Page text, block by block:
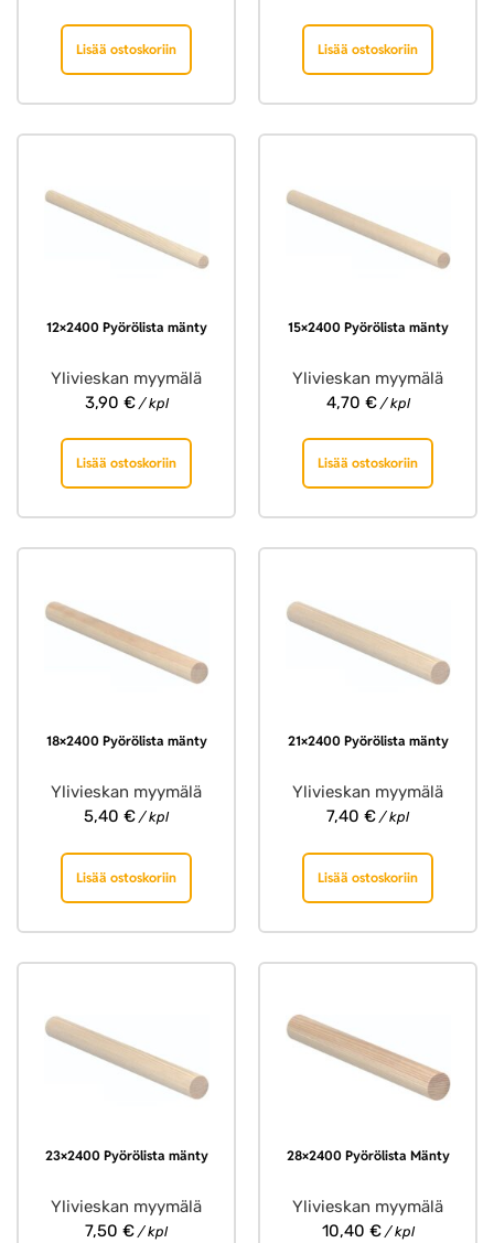
Lisää ostoskoriin Lisää ostoskoriin
12×2400 Pyörölista mänty
Ylivieskan myymälä
3,90 €/ kpl
Lisää ostoskoriin
15×2400 Pyörölista mänty
Ylivieskan myymälä
4,70 €/ kpl
Lisää ostoskoriin
18×2400 Pyörölista mänty
Ylivieskan myymälä
5,40 € / kpl
Lisää ostoskoriin
21×2400 Pyörölista mänty
Ylivieskan myymälä
7,40 € / kpl
Lisää ostoskoriin
23×2400 Pyörölista mänty
Ylivieskan myymälä
7,50 € / kpl
28×2400 Pyörölista Mänty
Ylivieskan myymälä
10,40 €/ kpl